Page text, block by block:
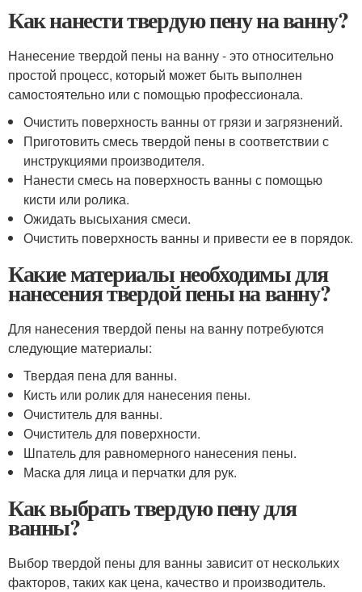
Как нанести твердую пену на ванну?
Нанесение твердой пены на ванну - это относительно
простой процесс, который может быть выполнен
самостоятельно или с помощью профессионала.
Очистить поверхность ванны от грязи и загрязнений.
Приготовить смесь твердой пены в соответствии с
инструкциями производителя.
Нанести смесь на поверхность ванны с помощью
кисти или ролика.
Ожидать высыхания смеси.
Очистить поверхность ванны и привести ее в порядок.
Какие материалы необходимы для
нанесения твердой пены на ванну?
Для нанесения твердой пены на ванну потребуются
следующие материалы:
Твердая пена для ванны.
Кисть или ролик для нанесения пены.
Очиститель для ванны.
Очиститель для поверхности.
Шпатель для равномерного нанесения пены.
Маска для лица и перчатки для рук.
Как выбрать твердую пену для
ванны?
Выбор твердой пены для ванны зависит от нескольких
факторов, таких как цена, качество и производитель.